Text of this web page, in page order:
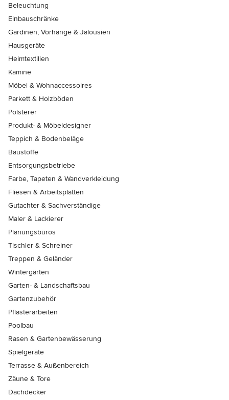
Beleuchtung
Einbauschränke
Gardinen, Vorhänge & Jalousien
Hausgeräte
Heimtextilien
Kamine
Möbel & Wohnaccessoires
Parkett & Holzböden
Polsterer
Produkt- & Möbeldesigner
Teppich & Bodenbeläge
Baustoffe
Entsorgungsbetriebe
Farbe, Tapeten & Wandverkleidung
Fliesen & Arbeitsplatten
Gutachter & Sachverständige
Maler & Lackierer
Planungsbüros
Tischler & Schreiner
Treppen & Geländer
Wintergärten
Garten- & Landschaftsbau
Gartenzubehör
Pflasterarbeiten
Poolbau
Rasen & Gartenbewässerung
Spielgeräte
Terrasse & Außenbereich
Zäune & Tore
Dachdecker